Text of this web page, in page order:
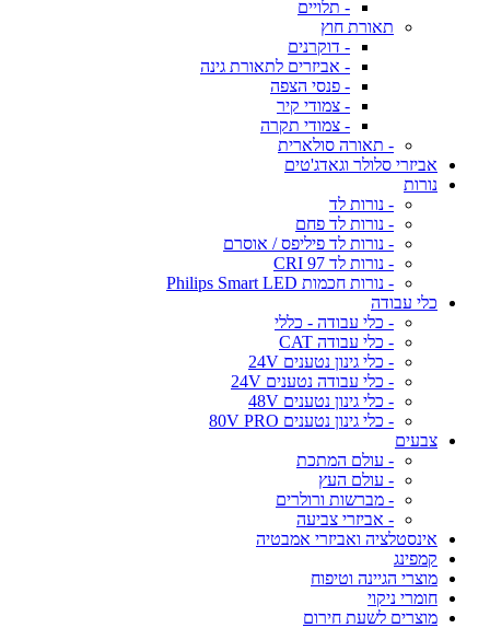
- תלויים
תאורת חוץ
- דוקרנים
- אביזרים לתאורת גינה
- פנסי הצפה
- צמודי קיר
- צמודי תקרה
- תאורה סולארית
אביזרי סלולר וגאדג'טים
נורות
- נורות לד
- נורות לד פחם
- נורות לד פיליפס / אוסרם
- נורות לד CRI 97
- נורות חכמות Philips Smart LED
כלי עבודה
- כלי עבודה - כללי
- כלי עבודה CAT
- כלי גינון נטענים 24V
- כלי עבודה נטענים 24V
- כלי גינון נטענים 48V
- כלי גינון נטענים 80V PRO
צבעים
- עולם המתכת
- עולם העץ
- מברשות ורולרים
- אביזרי צביעה
אינסטלציה ואביזרי אמבטיה
קמפינג
מוצרי הגיינה וטיפוח
חומרי ניקוי
מוצרים לשעת חירום